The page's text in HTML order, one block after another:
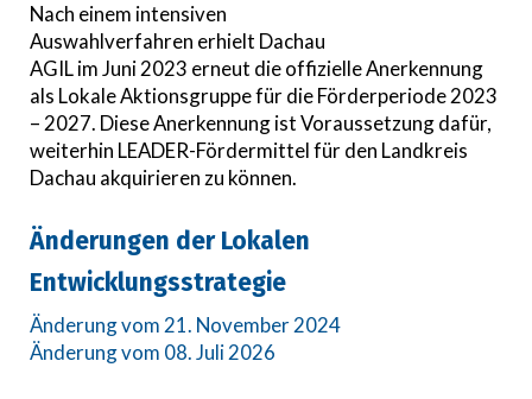
Nach einem intensiven
Auswahlverfahren erhielt Dachau
AGIL im Juni 2023 erneut die offizielle Anerkennung
als Lokale Aktionsgruppe für die Förderperiode 2023
– 2027. Diese Anerkennung ist Voraussetzung dafür,
weiterhin LEADER-Fördermittel für den Landkreis
Dachau akquirieren zu können.
Änderungen der Lokalen
Entwicklungsstrategie
Änderung vom 21. November 2024
Änderung vom 08. Juli 2026